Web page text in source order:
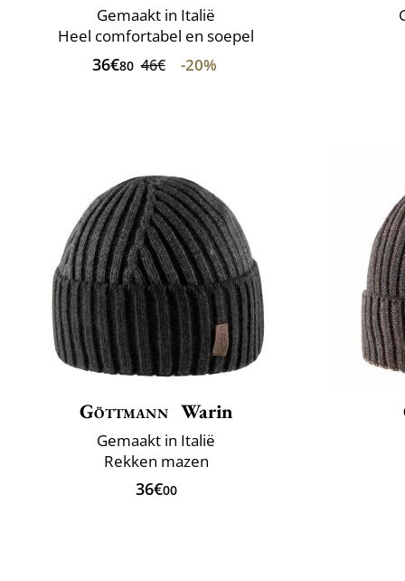
Gemaakt in Italië
Heel comfortabel en soepel
36€80 46€ -20%
Göttmann Warin
Gemaakt in Italië
Rekken mazen
36€00